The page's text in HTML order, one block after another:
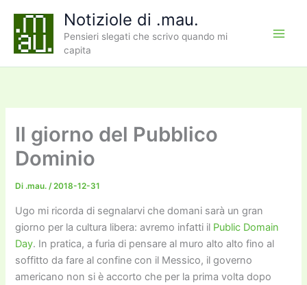
contenuto
Notiziole di .mau.
Pensieri slegati che scrivo quando mi
capita
Il giorno del Pubblico
Dominio
Di .mau./2018-12-31
Ugo mi ricorda di segnalarvi che domani sarà un gran
giorno per la cultura libera: avremo infatti il Public Domain
Day. In pratica, a furia di pensare al muro alto alto fino al
soffitto da fare al confine con il Messico, il governo
americano non si è accorto che per la prima volta dopo